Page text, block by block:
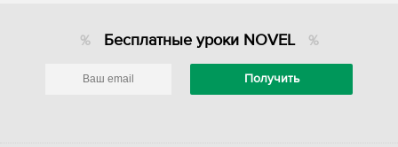
Бесплатные уроки NOVEL